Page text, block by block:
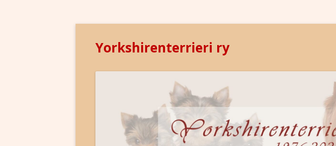
Yorkshirenterrieri ry